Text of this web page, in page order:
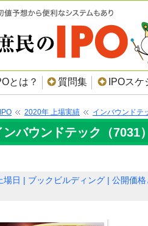
とは？ 質問集 IPOス
2020年 上場実績 インバウンドテ
ンバウンドテック（7031
場日 ブックビルディング 公開価格